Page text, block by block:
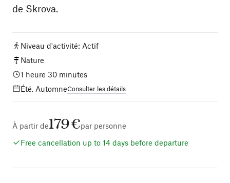
de Skrova.
Niveau d'activité: Actif
Nature
1 heure 30 minutes
Été, AutomneConsulter les détails
À partir de179 €par personne
Free cancellation up to 14 days before departure